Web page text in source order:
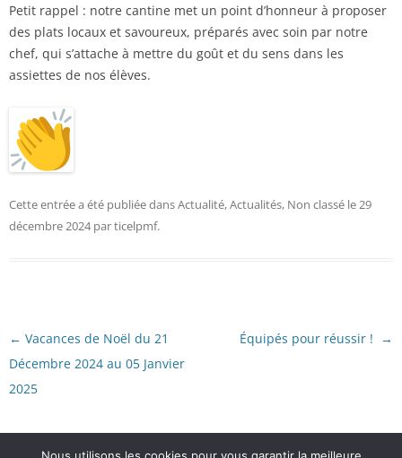
Petit rappel : notre cantine met un point d’honneur à proposer
des plats locaux et savoureux, préparés avec soin par notre
chef, qui s’attache à mettre du goût et du sens dans les
assiettes de nos élèves.
Cette entrée a été publiée dansActualité,Actualités, Non classé le 29
décembre 2024 particelpmf.
Navigation
des
articles
← Vacances de Noël du 21
Décembre 2024 au 05 Janvier
2025
Équipés pour réussir ! →